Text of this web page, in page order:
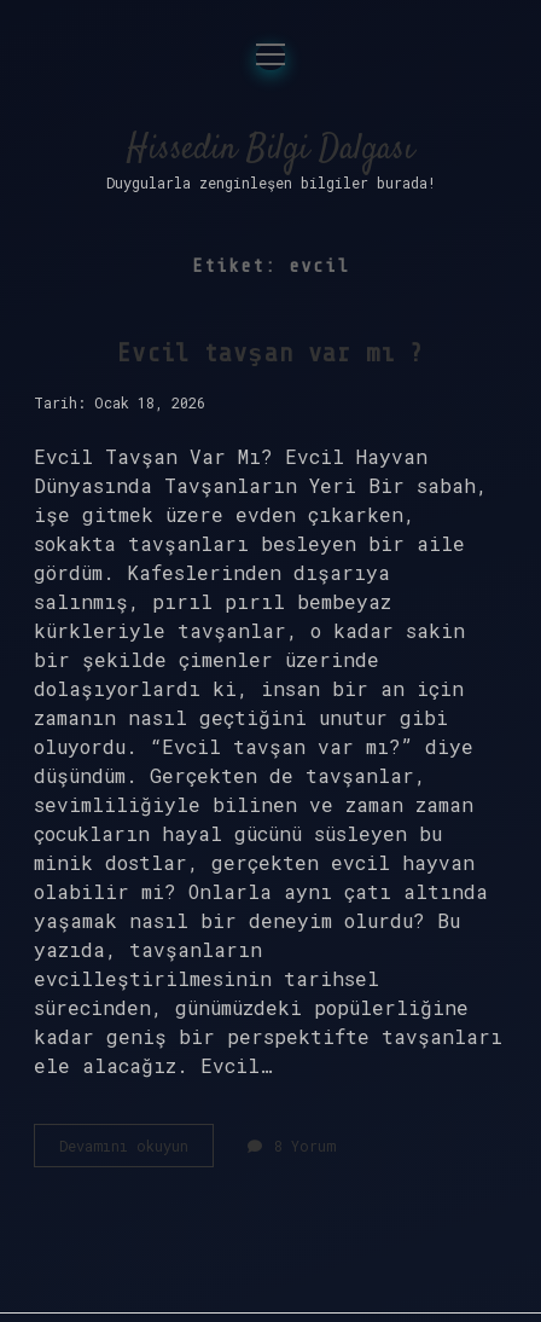
Anasayfa
Gizlilik Politikası
Yasal Uyarı
menüyü
aç
Hissedin Bilgi Dalgası
Duygularla zenginleşen bilgiler burada!
Etiket: evcil
Evcil tavşan var mı ?
Tarih: Ocak 18, 2026
Evcil Tavşan Var Mı? Evcil Hayvan
Dünyasında Tavşanların Yeri Bir sabah,
işe gitmek üzere evden çıkarken,
sokakta tavşanları besleyen bir aile
gördüm. Kafeslerinden dışarıya
salınmış, pırıl pırıl bembeyaz
kürkleriyle tavşanlar, o kadar sakin
bir şekilde çimenler üzerinde
dolaşıyorlardı ki, insan bir an için
zamanın nasıl geçtiğini unutur gibi
oluyordu. “Evcil tavşan var mı?” diye
düşündüm. Gerçekten de tavşanlar,
sevimliliğiyle bilinen ve zaman zaman
çocukların hayal gücünü süsleyen bu
minik dostlar, gerçekten evcil hayvan
olabilir mi? Onlarla aynı çatı altında
yaşamak nasıl bir deneyim olurdu? Bu
yazıda, tavşanların
evcilleştirilmesinin tarihsel
sürecinden, günümüzdeki popülerliğine
kadar geniş bir perspektifte tavşanları
ele alacağız. Evcil…
Devamını okuyun
tavşan
8 Yorum